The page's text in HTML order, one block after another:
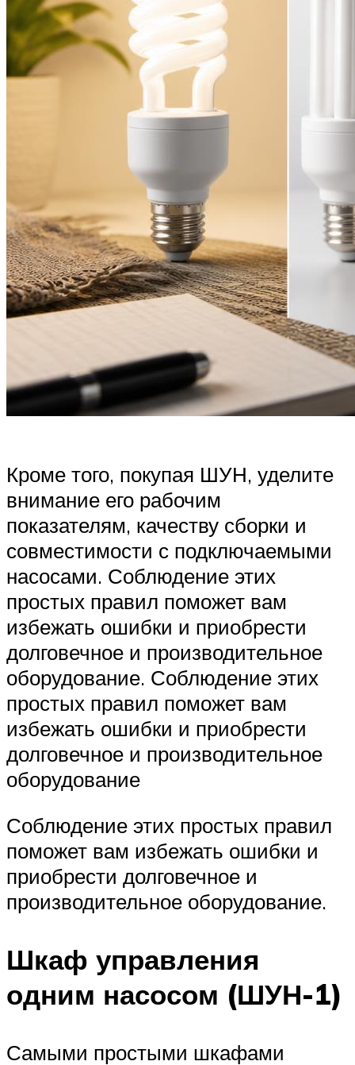
Кроме того, покупая ШУН, уделите
внимание его рабочим
показателям, качеству сборки и
совместимости с подключаемыми
насосами. Соблюдение этих
простых правил поможет вам
избежать ошибки и приобрести
долговечное и производительное
оборудование. Соблюдение этих
простых правил поможет вам
избежать ошибки и приобрести
долговечное и производительное
оборудование
Соблюдение этих простых правил
поможет вам избежать ошибки и
приобрести долговечное и
производительное оборудование.
Шкаф управления
одним насосом (ШУН-1)
Самыми простыми шкафами